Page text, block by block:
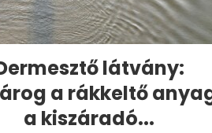
látvány:
a rákkeltő
a kiszáradó...